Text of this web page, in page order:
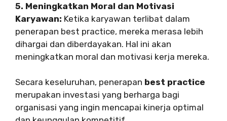
5. Meningkatkan Moral dan Motivasi
Karyawan: Ketika karyawan terlibat dalam
penerapan best practice, mereka merasa lebih
dihargai dan diberdayakan. Hal ini akan
meningkatkan moral dan motivasi kerja mereka.
Secara keseluruhan, penerapan best practice
merupakan investasi yang berharga bagi
organisasi yang ingin mencapai kinerja optimal